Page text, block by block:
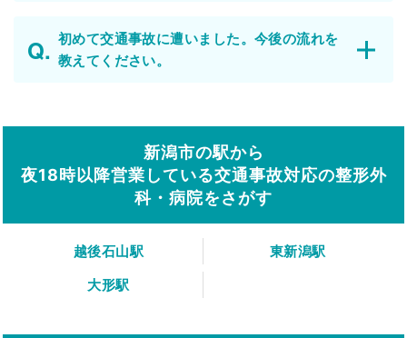
初めて交通事故に遭いました。今後の流れを
教えてください。
新潟市の駅から
夜18時以降営業している交通事故対応の整形外
科・病院をさがす
越後石山駅
東新潟駅
大形駅